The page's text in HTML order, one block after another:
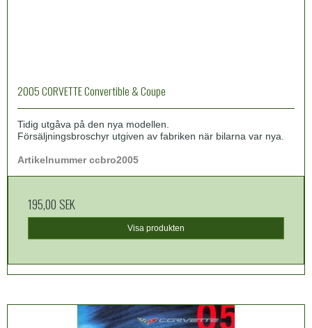
2005 CORVETTE Convertible & Coupe
Tidig utgåva på den nya modellen.
Försäljningsbroschyr utgiven av fabriken när bilarna var nya.
Artikelnummer ccbro2005
195,00 SEK
Visa produkten